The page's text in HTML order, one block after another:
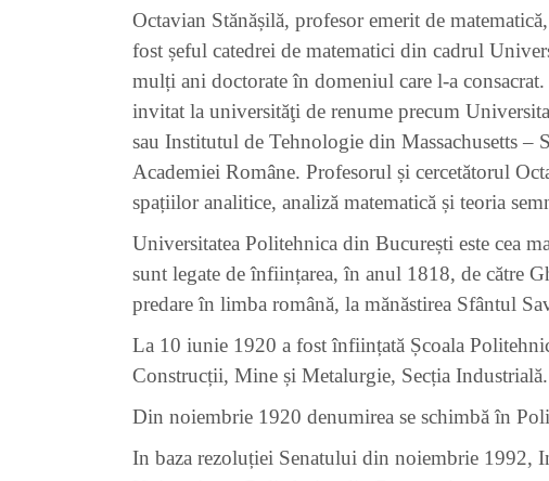
Octavian Stănășilă, profesor emerit de
fost șeful catedrei de matematici din cadrul
mulți ani doctorate în domeniul care l-a
invitat la universităţi de renume precum
sau Institutul de Tehnologie din Massachusetts
Academiei Române. Profesorul și cercetătorul
spațiilor analitice, analiză matematică și teoria
Universitatea Politehnica din București este cea
sunt legate de înființarea, în anul 1818, de către
predare în limba română, la mănăstirea Sfântul
La 10 iunie 1920 a fost înființată Școala
Construcții, Mine și Metalurgie, Secția Industrială.
Din noiembrie 1920 denumirea se schimbă în
In baza rezoluției Senatului din noiembrie 1992,